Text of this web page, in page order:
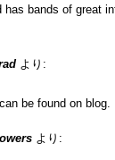
has bands of great
より:
be found on blog.
より: